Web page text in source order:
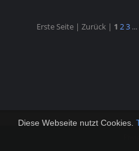
Diese Webseite nutzt Cookies.
Erste Seite | Zurück | 1 23...